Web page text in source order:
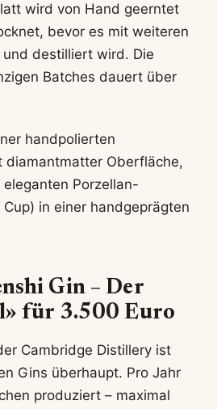
wird von Hand geerntet
bevor es mit weiteren
destilliert wird. Die
Batches dauert über
handpolierten
diamantmatter Oberfläche,
Porzellan-
in einer handgeprägten
Gin – Der
für 3.500 Euro
Cambridge Distillery ist
Gins überhaupt. Pro Jahr
produziert – maximal